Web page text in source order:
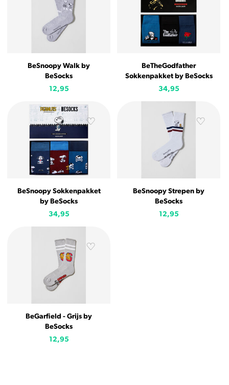
BeSnoopy Walk by
BeSocks
12,95
BeTheGodfather
Sokkenpakket by BeSocks
34,95
BeSnoopy Sokkenpakket
by BeSocks
34,95
BeSnoopy Strepen by
BeSocks
12,95
BeGarfield - Grijs by
BeSocks
12,95